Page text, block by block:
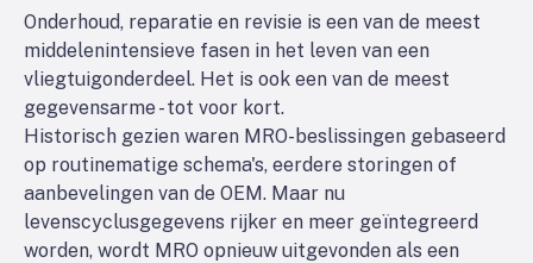
Onderhoud, reparatie en revisie is een van de meest
middelenintensieve fasen in het leven van een
vliegtuigonderdeel. Het is ook een van de meest
gegevensarme - tot voor kort.
Historisch gezien waren MRO-beslissingen gebaseerd
op routinematige schema's, eerdere storingen of
aanbevelingen van de OEM. Maar nu
levenscyclusgegevens rijker en meer geïntegreerd
worden, wordt MRO opnieuw uitgevonden als een